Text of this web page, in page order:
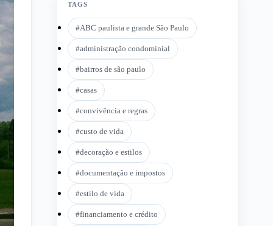
TAGS
#ABC paulista e grande São Paulo
#administração condominial
#bairros de são paulo
#casas
#convivência e regras
#custo de vida
#decoração e estilos
#documentação e impostos
#estilo de vida
#financiamento e crédito